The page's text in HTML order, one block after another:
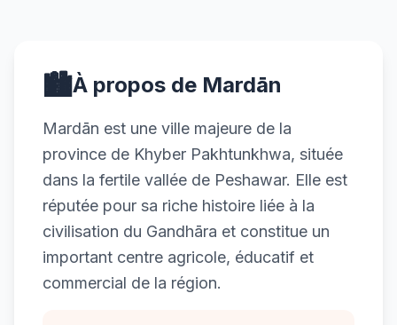
🏙️À propos de Mardān
Mardān est une ville majeure de la
province de Khyber Pakhtunkhwa, située
dans la fertile vallée de Peshawar. Elle est
réputée pour sa riche histoire liée à la
civilisation du Gandhāra et constitue un
important centre agricole, éducatif et
commercial de la région.